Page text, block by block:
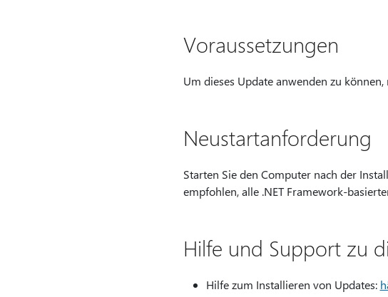
Voraussetzungen
Um dieses Update anwenden zu
Neustartanforderung
Starten Sie den Computer nach der
empfohlen, alle .NET Framework-
Hilfe und Support zu
Hilfe zum Installieren von Updates: